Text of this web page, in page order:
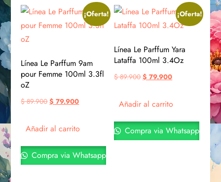
¡Oferta!
Línea Le Parffum 9am
pour Femme 100ml 3.3fl
oZ
$89.900 $ 79.900
Añadir al carrito
Compra via Whatsapp
¡Oferta!
Línea Le Parffum Yara
Lataffa 100ml 3.4Oz
$89.900 $ 79.900
Añadir al carrito
Compra via Whatsapp